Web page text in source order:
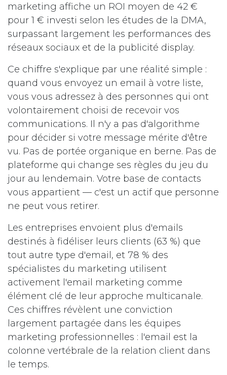
marketing affiche un ROI moyen de 42 €
pour 1 € investi selon les études de la DMA,
surpassant largement les performances des
réseaux sociaux et de la publicité display.
Ce chiffre s'explique par une réalité simple :
quand vous envoyez un email à votre liste,
vous vous adressez à des personnes qui ont
volontairement choisi de recevoir vos
communications. Il n'y a pas d'algorithme
pour décider si votre message mérite d'être
vu. Pas de portée organique en berne. Pas de
plateforme qui change ses règles du jeu du
jour au lendemain. Votre base de contacts
vous appartient — c'est un actif que personne
ne peut vous retirer.
Les entreprises envoient plus d'emails
destinés à fidéliser leurs clients (63 %) que
tout autre type d'email, et 78 % des
spécialistes du marketing utilisent
activement l'email marketing comme
élément clé de leur approche multicanale.
Ces chiffres révèlent une conviction
largement partagée dans les équipes
marketing professionnelles : l'email est la
colonne vertébrale de la relation client dans
le temps.